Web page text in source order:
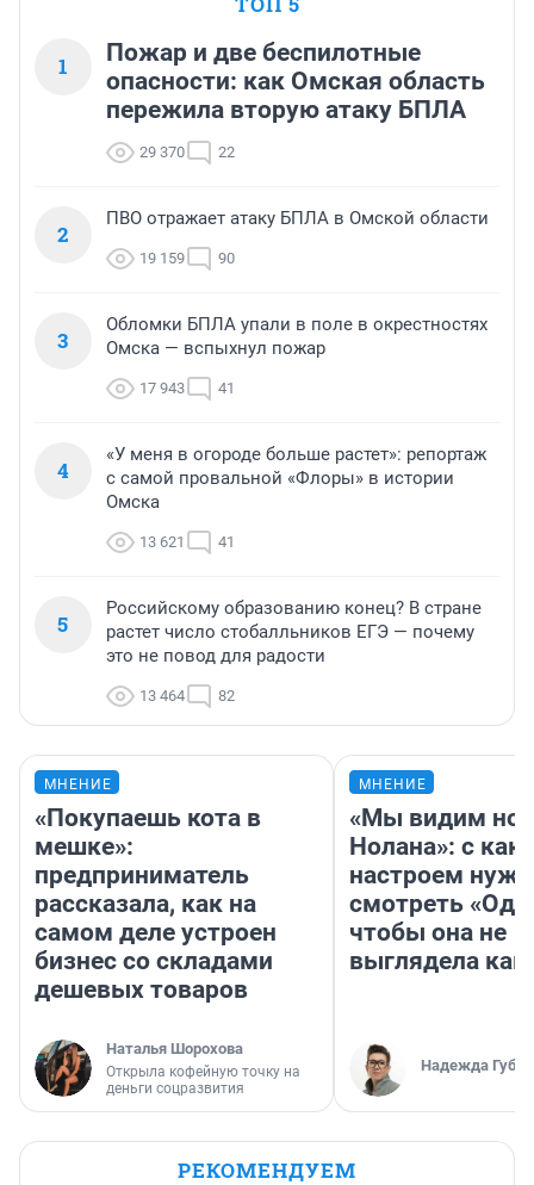
1
Пожар и две беспилотные
опасности: как Омская область
пережила вторую атаку БПЛА
29 370 22
2
ПВО отражает атаку БПЛА в Омской области
19 159 90
3
Обломки БПЛА упали в поле в окрестностях
Омска — вспыхнул пожар
17 943 41
4
«У меня в огороде больше растет»: репортаж
с самой провальной «Флоры» в истории
Омска
13 621 41
5
Российскому образованию конец? В стране
растет число стобалльников ЕГЭ — почему
это не повод для радости
13 464 82
МНЕНИЕ
«Покупаешь кота в
мешке»:
предприниматель
рассказала, как на
самом деле устроен
бизнес со складами
дешевых товаров
Наталья Шорохова
Открыла кофейную точку на
деньги соцразвития
МНЕНИЕ
«Мы видим
Нолана»: с
настроем
смотреть
чтобы она не
выглядела как
Надежда
РЕКОМЕНДУЕМ